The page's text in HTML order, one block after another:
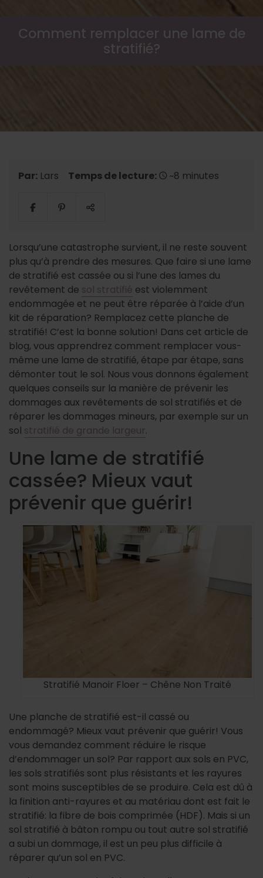
Comment remplacer une lame de
stratifié?
Par: Lars Temps de lecture: ~8 minutes
Lorsqu’une catastrophe survient, il ne reste souvent
plus qu’à prendre des mesures. Que faire si une lame
de stratifié est cassée ou si l’une des lames du
revêtement de sol stratifié est violemment
endommagée et ne peut être réparée à l’aide d’un
kit de réparation? Remplacez cette planche de
stratifié! C’est la bonne solution! Dans cet article de
blog, vous apprendrez comment remplacer vous-
même une lame de stratifié, étape par étape, sans
démonter tout le sol. Nous vous donnons également
quelques conseils sur la manière de prévenir les
dommages aux revêtements de sol stratifiés et de
réparer les dommages mineurs, par exemple sur un
sol stratifié de grande largeur.
Une lame de stratifié
cassée? Mieux vaut
prévenir que guérir!
Stratifié Manoir Floer – Chêne Non Traité
Une planche de stratifié est-il cassé ou
endommagé? Mieux vaut prévenir que guérir! Vous
vous demandez comment réduire le risque
d’endommager un sol? Par rapport aux sols en PVC,
les sols stratifiés sont plus résistants et les rayures
sont moins susceptibles de se produire. Cela est dû à
la finition anti-rayures et au matériau dont est fait le
stratifié: la fibre de bois comprimée (HDF). Mais si un
sol stratifié à bâton rompu ou tout autre sol stratifié
a subi un dommage, il est un peu plus difficile à
réparer qu’un sol en PVC.